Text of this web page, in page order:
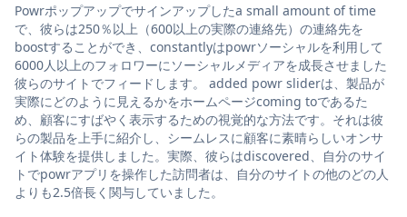
Powrポップアップでサインアップしたa small amount of time
で、彼らは250％以上（600以上の実際の連絡先）の連絡先を
boostすることができ、constantlyはpowrソーシャルを利用して
6000人以上のフォロワーにソーシャルメディアを成長させました
彼らのサイトでフィードします。 added powr sliderは、製品が
実際にどのように見えるかをホームページcoming toであるた
め、顧客にすばやく表示するための視覚的な方法です。それは彼
らの製品を上手に紹介し、シームレスに顧客に素晴らしいオンサ
イト体験を提供しました。実際、彼らはdiscovered、自分のサイ
トでpowrアプリを操作した訪問者は、自分のサイトの他のどの人
よりも2.5倍長く関与していました。